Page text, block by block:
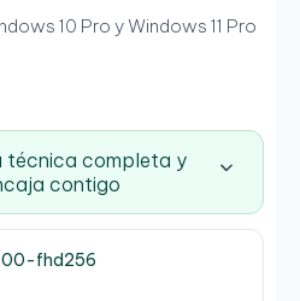
10 Pro y Windows 11 Pro
técnica completa y
contigo
fhd256